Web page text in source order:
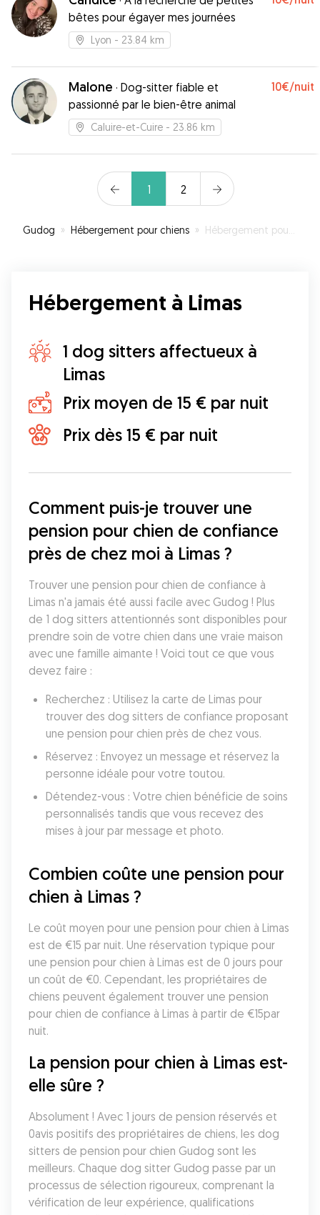
bêtes pour égayer mes journées
Lyon - 23.84 km
Malone · Dog-sitter fiable et
passionné par le bien-être animal
10€/nuit
Caluire-et-Cuire - 23.86 km
1 2
Gudog » Hébergement pour chiens » Hébergement pour votre chien à Limas
Hébergement à Limas
1 dog sitters affectueux à
Limas
Prix moyen de 15 € par nuit
Prix dès 15 € par nuit
Comment puis-je trouver une
pension pour chien de confiance
près de chez moi à Limas ?
Trouver une pension pour chien de confiance à
Limas n'a jamais été aussi facile avec Gudog ! Plus
de 1 dog sitters attentionnés sont disponibles pour
prendre soin de votre chien dans une vraie maison
avec une famille aimante ! Voici tout ce que vous
devez faire :
Recherchez : Utilisez la carte de Limas pour
trouver des dog sitters de confiance proposant
une pension pour chien près de chez vous.
Réservez : Envoyez un message et réservez la
personne idéale pour votre toutou.
Détendez-vous : Votre chien bénéficie de soins
personnalisés tandis que vous recevez des
mises à jour par message et photo.
Combien coûte une pension pour
chien à Limas ?
Le coût moyen pour une pension pour chien à Limas
est de €15 par nuit. Une réservation typique pour
une pension pour chien à Limas est de 0 jours pour
un coût de €0. Cependant, les propriétaires de
chiens peuvent également trouver une pension
pour chien de confiance à Limas à partir de €15par
nuit.
La pension pour chien à Limas est-
elle sûre ?
Absolument ! Avec 1 jours de pension réservés et
0avis positifs des propriétaires de chiens, les dog
sitters de pension pour chien Gudog sont les
meilleurs. Chaque dog sitter Gudog passe par un
processus de sélection rigoureux, comprenant la
vérification de leur expérience, qualifications